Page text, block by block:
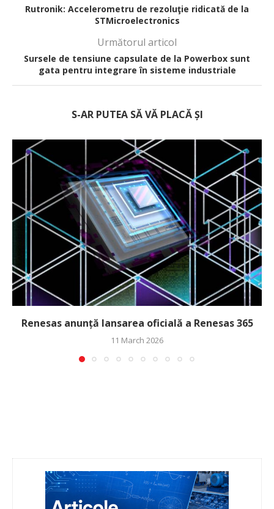
Rutronik: Accelerometru de rezoluţie ridicată de la
STMicroelectronics
Următorul articol
Sursele de tensiune capsulate de la Powerbox sunt
gata pentru integrare în sisteme industriale
S-AR PUTEA SĂ VĂ PLACĂ ȘI
Renesas anunță lansarea oficială a Renesas 365
11 March 2026